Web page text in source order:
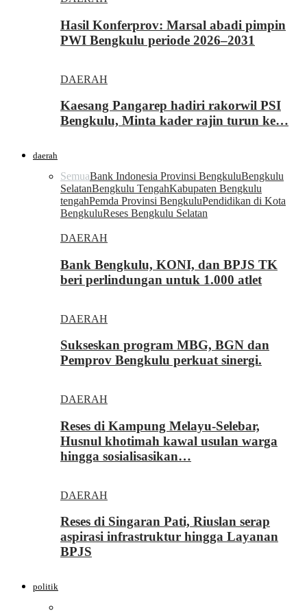
Hasil Konferprov: Marsal abadi pimpin
PWI Bengkulu periode 2026–2031
DAERAH
Kaesang Pangarep hadiri rakorwil PSI
Bengkulu, Minta kader rajin turun ke…
daerah
SemuaBank Indonesia Provinsi BengkuluBengkulu
SelatanBengkulu TengahKabupaten Bengkulu
tengahPemda Provinsi BengkuluPendidikan di Kota
BengkuluReses Bengkulu Selatan
DAERAH
Bank Bengkulu, KONI, dan BPJS TK
beri perlindungan untuk 1.000 atlet
DAERAH
Sukseskan program MBG, BGN dan
Pemprov Bengkulu perkuat sinergi.
DAERAH
Reses di Kampung Melayu-Selebar,
Husnul khotimah kawal usulan warga
hingga sosialisasikan…
DAERAH
Reses di Singaran Pati, Riuslan serap
aspirasi infrastruktur hingga Layanan
BPJS
politik